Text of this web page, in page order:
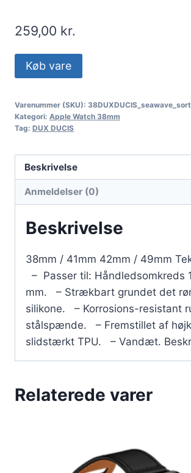
259,00 kr.
Køb vare
Varenummer (SKU): 38DUXDUCIS_seawave_sort
Kategori: Apple Watch 38mm
Tag: DUX DUCIS
Beskrivelse
Anmeldelser (0)
Beskrivelse
38mm / 41mm 42mm / 49mm
– Passer til: Håndledsomkreds
mm. – Strækbart grundet det
silikone. – Korrosions-resistant
stålspænde. – Fremstillet af
slidstærkt TPU. – Vandæt.
Relaterede varer